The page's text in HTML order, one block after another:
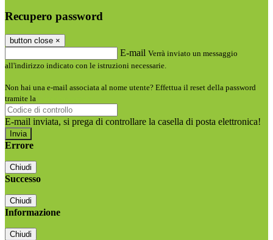
Recupero password
button close ×
E-mail Verrà inviato un messaggio
all'indirizzo indicato con le istruzioni necessarie.
Non hai una e-mail associata al nome utente? Effettua il reset della password
tramite la
E-mail inviata, si prega di controllare la casella di posta elettronica!
Errore
Chiudi
Successo
Chiudi
Informazione
Chiudi